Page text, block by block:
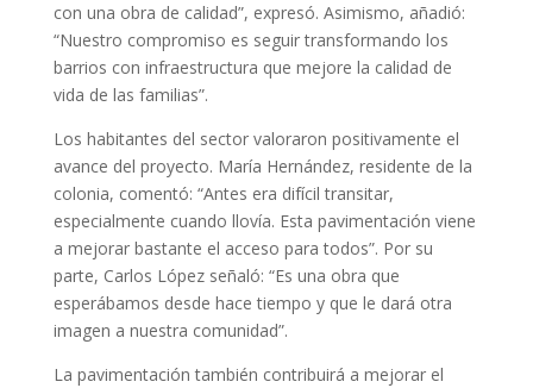
con una obra de calidad”, expresó. Asimismo, añadió:
“Nuestro compromiso es seguir transformando los
barrios con infraestructura que mejore la calidad de
vida de las familias”.
Los habitantes del sector valoraron positivamente el
avance del proyecto. María Hernández, residente de la
colonia, comentó: “Antes era difícil transitar,
especialmente cuando llovía. Esta pavimentación viene
a mejorar bastante el acceso para todos”. Por su
parte, Carlos López señaló: “Es una obra que
esperábamos desde hace tiempo y que le dará otra
imagen a nuestra comunidad”.
La pavimentación también contribuirá a mejorar el